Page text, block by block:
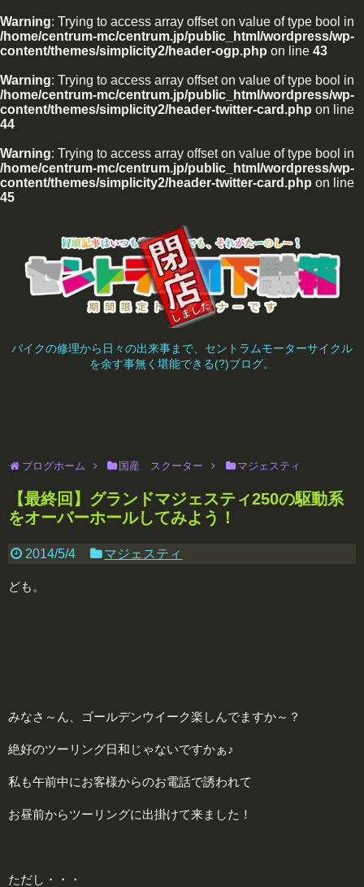
Warning: Trying to access array offset on value of type bool in
/home/centrum-mc/centrum.jp/public_html/wordpress/wp-
content/themes/simplicity2/header-ogp.php on line 43
Warning: Trying to access array offset on value of type bool in
/home/centrum-mc/centrum.jp/public_html/wordpress/wp-
content/themes/simplicity2/header-twitter-card.php on line
44
Warning: Trying to access array offset on value of type bool in
/home/centrum-mc/centrum.jp/public_html/wordpress/wp-
content/themes/simplicity2/header-twitter-card.php on line
45
バイクの修理から日々の出来事まで、セントラムモーターサイクル
を余す事無く堪能できる(?)ブログ。
ブログホーム 国産 スクーター マジェスティ
【最終回】グランドマジェスティ250の駆動系
をオーバーホールしてみよう！
2014/5/4 マジェスティ
ども。
みなさ～ん、ゴールデンウイーク楽しんでますか～？
絶好のツーリング日和じゃないですかぁ♪
私も午前中にお客様からのお電話で誘われて
お昼前からツーリングに出掛けて来ました！
ただし・・・